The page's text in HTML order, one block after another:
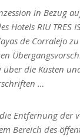
in Bezug
Hotels RIU TRES
de Corralejo
über die Küsten
…
Entfernung der
Bereich des